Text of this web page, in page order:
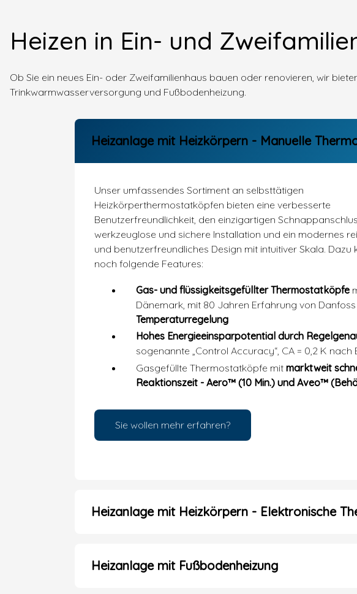
Heizen in Ein- und
Ob Sie ein neues Ein- oder Zweifamilienhaus bauen oder renovieren, wir
Trinkwarmwasserversorgung und Fußbodenheizung.
Heizanlage mit Heizkörpern - Manuelle
Unser umfassendes Sortiment an selbsttätigen
Heizkörperthermostatköpfen bieten eine verbesserte
Benutzerfreundlichkeit, den einzigartigen
werkzeuglose und sichere Installation und ein modernes
und benutzerfreundliches Design mit intuitiver Skala. Dazu
noch folgende Features:
Gas- und flüssigkeitsgefüllter Thermostatköpfe
Dänemark, mit 80 Jahren Erfahrung von Danfoss
Temperaturregelung
Hohes Energieeinsparpotential durch
sogenannte „Control Accuracy“, CA = 0,2 K nach
Gasgefüllte Thermostatköpfe mit marktweit
Reaktionszeit - Aero™ (10 Min.) und Aveo™
Sie wollen mehr erfahren?
Heizanlage mit Heizkörpern - Elektronische
Heizanlage mit Fußbodenheizung